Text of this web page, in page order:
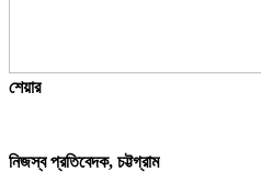
শেয়ার
নিজস্ব প্রতিবেদক, চট্টগ্রাম